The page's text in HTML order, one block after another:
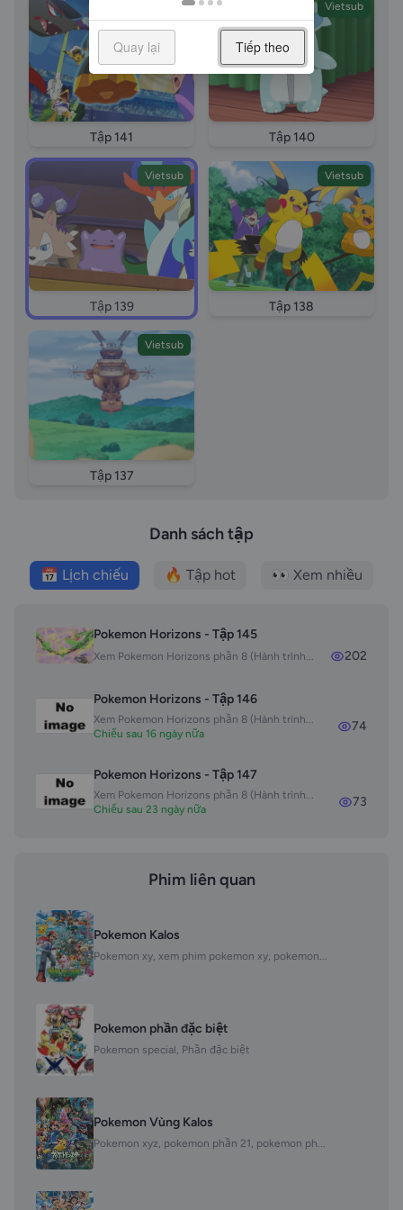
139 long tieng Pokemon Horizons phan Hanh trinh ky
dieu tap Khuc Ca Bi Mat cua Ditto long tieng Wonder
Voyage episode 139 Pokemon Horizons episode 139
Pokemon Scalet and violet episode 139 Pokemon
2026 tap 139 vietsub Pokemon 2026 tap 139 thuyet
minh Pokemon 2026 tap 139 long tieng
Vietsub
Tập 141
Vietsub
Tập 140
Vietsub
Tập 139
Vietsub
Tập 138
Vietsub
Tập 137
Danh sách tập
📅 Lịch chiếu 🔥 Tập hot 👀 Xem nhiều
Pokemon Horizons - Tập 145
Xem Pokemon Horizons phần 8 (Hành trình... 202
Pokemon Horizons - Tập 146
Xem Pokemon Horizons phần 8 (Hành trình...
Chiếu sau 16 ngày nữa
74
Pokemon Horizons - Tập 147
Xem Pokemon Horizons phần 8 (Hành trình...
Chiếu sau 23 ngày nữa
73
Phim liên quan
Pokemon Kalos
Pokemon xy, xem phim pokemon xy, pokemon...
Pokemon phần đặc biệt
Pokemon special, Phần đặc biệt
Pokemon Vùng Kalos
Pokemon xyz, pokemon phần 21, pokemon ph...
Quay lại Tiếp theo